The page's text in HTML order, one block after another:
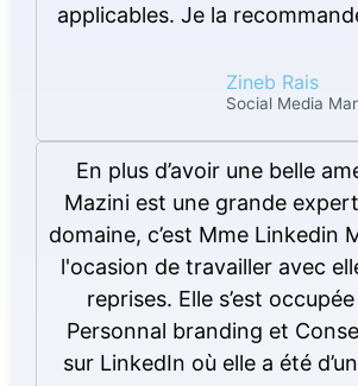
applicables. Je la
Zineb Rais
Social Media
En plus d’avoir une belle
Mazini est une grande
domaine, c’est Mme Linkedin
l'ocasion de travailler avec
reprises. Elle s’est
Personnal branding et
sur LinkedIn où elle a été